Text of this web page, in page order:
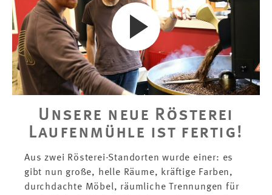
Unsere neue Rösterei
Laufenmühle ist fertig!
Aus zwei Rösterei-Standorten wurde einer: es
gibt nun große, helle Räume, kräftige Farben,
durchdachte Möbel, räumliche Trennungen für